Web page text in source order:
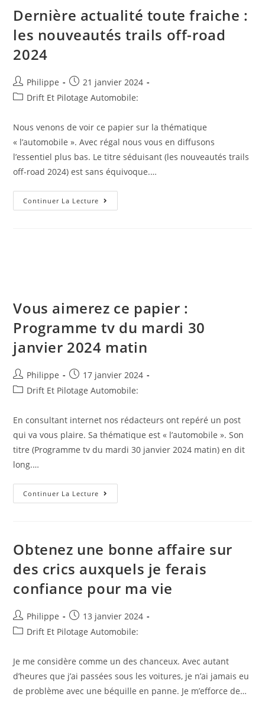
La
Côte
Sauvée,
Choc
De
Finale
Dernière actualité toute fraiche :
les nouveautés trails off-road
2024
Auteur/autrice
de
Philippe
Post
published:
21 janvier 2024
PostDrift Et Pilotage Automobile:
Nous venons de voir ce papier sur la thématique
« l’automobile ». Avec régal nous vous en diffusons
l’essentiel plus bas. Le titre séduisant (les nouveautés trails
off-road 2024) est sans équivoque.…
Continuer La Lecture Dernière
Actualité
Vous aimerez ce papier :
Programme tv du mardi 30
janvier 2024 matin
Auteur/autrice
de
Philippe
Post
published:
17 janvier 2024
PostDrift Et Pilotage Automobile:
En consultant internet nos rédacteurs ont repéré un post
qui va vous plaire. Sa thématique est « l’automobile ». Son
titre (Programme tv du mardi 30 janvier 2024 matin) en dit
long.…
Continuer La Lecture Vous
Aimerez
Du
30
Janvier
2024
Matin
Obtenez une bonne affaire sur
des crics auxquels je ferais
confiance pour ma vie
Auteur/autrice
de
Philippe
Post
published:
13 janvier 2024
PostDrift Et Pilotage Automobile:
Je me considère comme un des chanceux. Avec autant
d’heures que j’ai passées sous les voitures, je n’ai jamais eu
de problème avec une béquille en panne. Je m’efforce de…